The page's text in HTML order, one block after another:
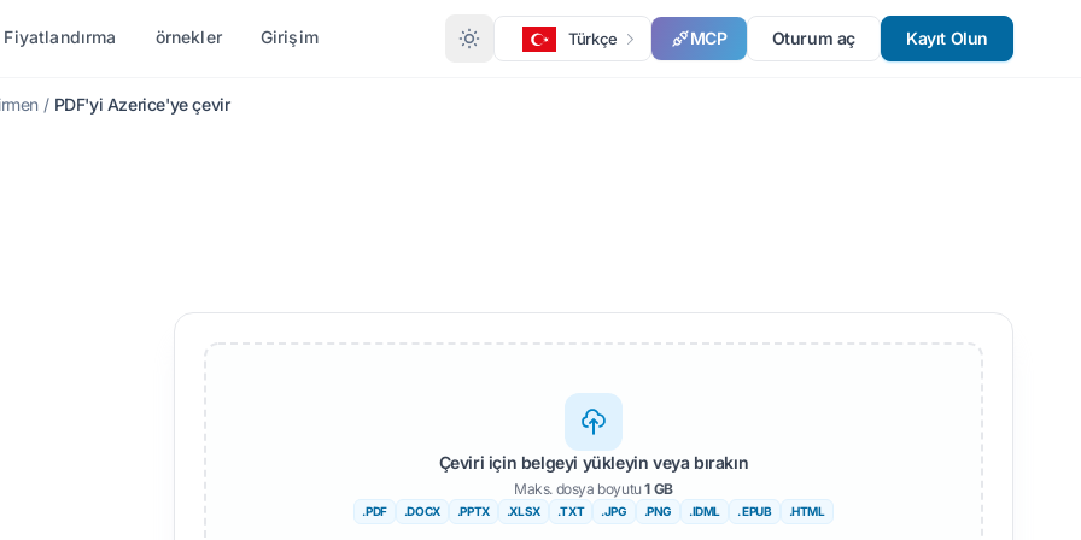
(.IDML)
InDesign'dan PDF'ye
XLSX'den PDF'ye
TXT'den XLSX'ye
dönüştürücü
JPG'den PDF'ye
JPEG'den PDF'ye
İbranice
Amharca
Fiyatlandırma örnekler Girişim Türkçe MCP Oturum aç Kayıt Olun
/ PDF'yi Azerice'ye çevir
Çeviri için belgeyi yükleyin veya bırakın
Maks. dosya boyutu1 GB
.PDF .DOCX .PPTX .XLSX .TXT .JPG .PNG .IDML . EPUB .HTML